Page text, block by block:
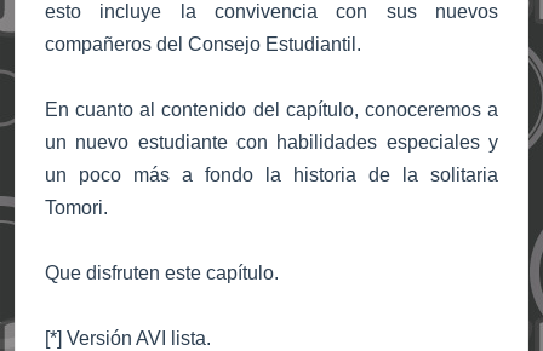
esto incluye la convivencia con sus nuevos
compañeros del Consejo Estudiantil.
En cuanto al contenido del capítulo, conoceremos a
un nuevo estudiante con habilidades especiales y
un poco más a fondo la historia de la solitaria
Tomori.
Que disfruten este capítulo.
[*] Versión AVI lista.